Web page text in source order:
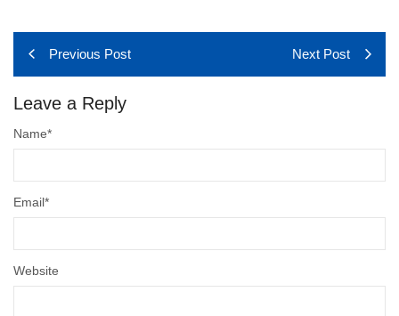
Previous Post Next Post
Leave a Reply
Name*
Email*
Website